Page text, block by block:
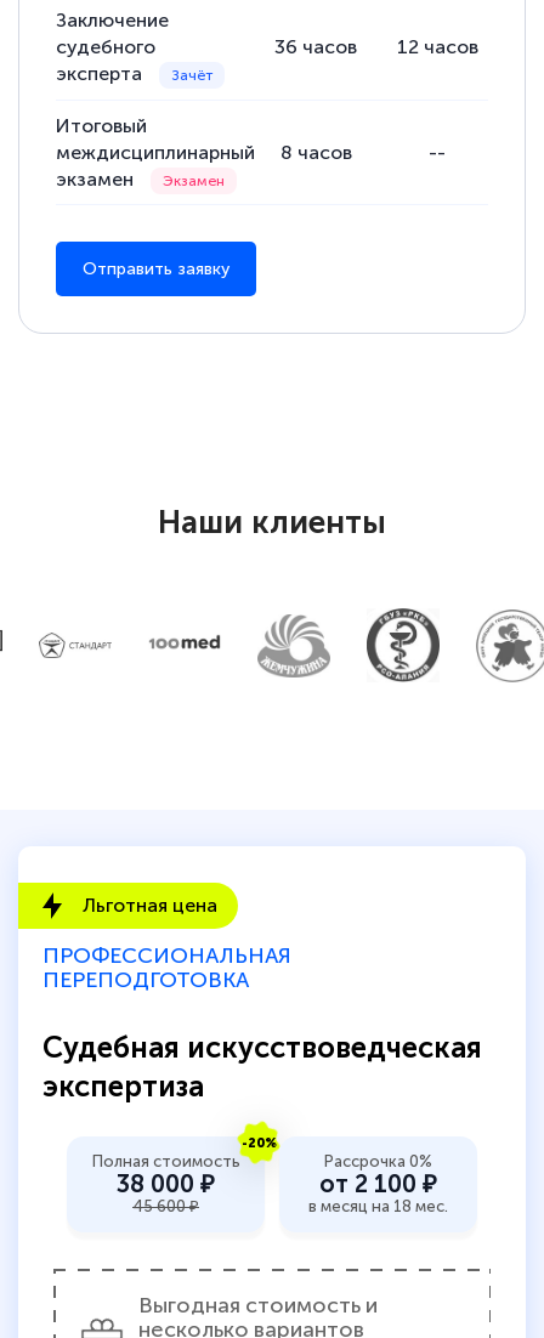
Заключение
судебного
эксперта
36 часов 12 часов
Итоговый
междисциплинарный
экзамен
8 часов --
Отправить заявку
Наши клиенты
Льготная цена
ПРОФЕССИОНАЛЬНАЯ
ПЕРЕПОДГОТОВКА
Судебная искусствоведческая
экспертиза
-20%
Полная стоимость
38 000 ₽
45 600 ₽
Рассрочка 0%
от 2 100 ₽
в месяц на 18 мес.
Выгодная стоимость и
несколько вариантов